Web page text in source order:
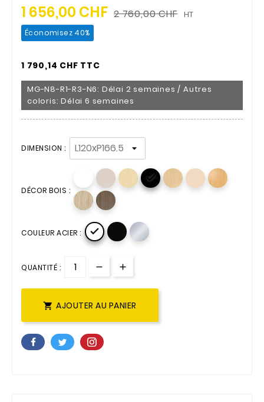
1 656,00 CHF 2 760,00 CHF HT
Économisez 40%
1 790,14 CHF TTC
MG-N8-R1-R3-N6: Délai 2 semaines / Autres
coloris: Délai 6 semaines
DIMENSION :
DÉCOR BOIS :

COULEUR ACIER : 
QUANTITÉ :
 AJOUTER AU PANIER